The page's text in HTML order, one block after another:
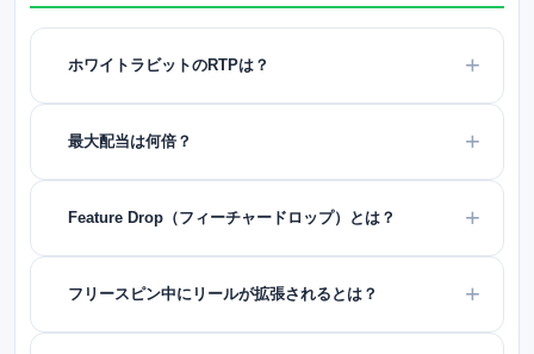
ホワイトラビットのRTPは？
最大配当は何倍？
Feature Drop（フィーチャードロップ）とは？
フリースピン中にリールが拡張されるとは？